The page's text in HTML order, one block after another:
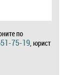
по
75-19, юрист